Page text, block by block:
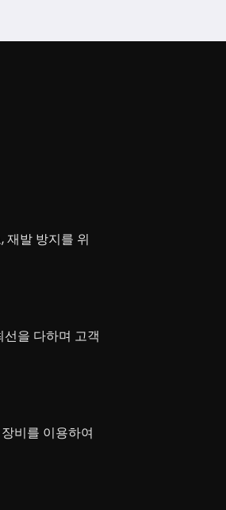
재발 방지를 위
을 다하며 고객
비를 이용하여